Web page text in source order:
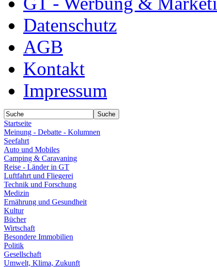
Datenschutz
AGB
Kontakt
Impressum
Startseite
Meinung - Debatte - Kolumnen
Seefahrt
Auto und Mobiles
Camping & Caravaning
Reise - Länder in GT
Luftfahrt und Fliegerei
Technik und Forschung
Medizin
Ernährung und Gesundheit
Kultur
Bücher
Wirtschaft
Besondere Immobilien
Politik
Gesellschaft
Umwelt, Klima, Zukunft